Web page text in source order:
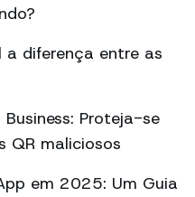
a diferença entre as
Proteja-se
QR maliciosos
em 2025: Um Guia